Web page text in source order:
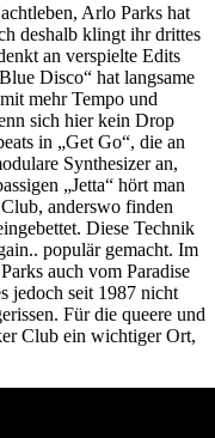
Arlo Parks hat
deshalb klingt ihr drittes
an verspielte Edits
Disco“ hat langsame
mehr Tempo und
sich hier kein Drop
in „Get Go“, die an
Synthesizer an,
„Jetta“ hört man
anderswo finden
Diese Technik
populär gemacht. Im
auch vom Paradise
jedoch seit 1987 nicht
Für die queere und
Club ein wichtiger Ort,